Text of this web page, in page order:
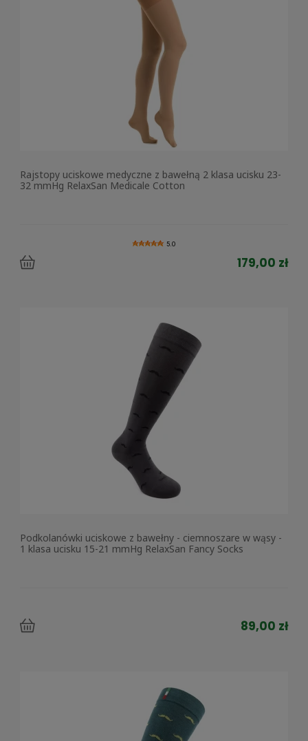
Rajstopy uciskowe medyczne z bawełną 2 klasa ucisku 23-
32 mmHg RelaxSan Medicale Cotton
5.0
179,00 zł
Podkolanówki uciskowe z bawełny - ciemnoszare w wąsy -
1 klasa ucisku 15-21 mmHg RelaxSan Fancy Socks
89,00 zł